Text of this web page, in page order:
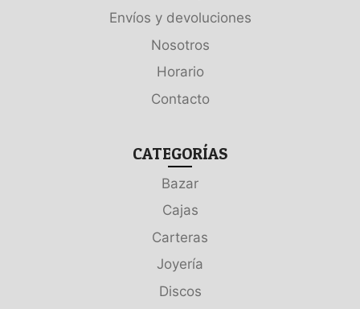
Envíos y devoluciones
Nosotros
Horario
Contacto
CATEGORÍAS
Bazar
Cajas
Carteras
Joyería
Discos